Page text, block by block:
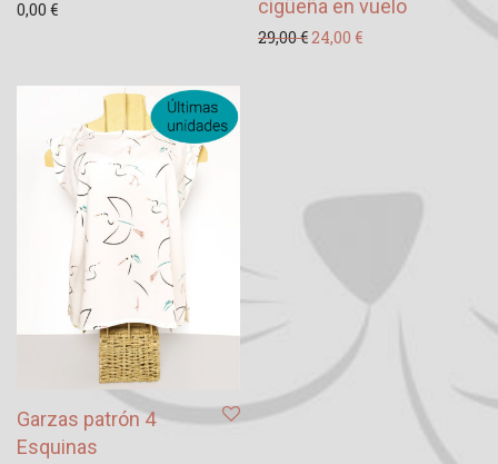
0,00 €
cigüeña en vuelo
29,00€ El precio original era:
24,00 €El precio actual
Garzas patrón 4
Esquinas